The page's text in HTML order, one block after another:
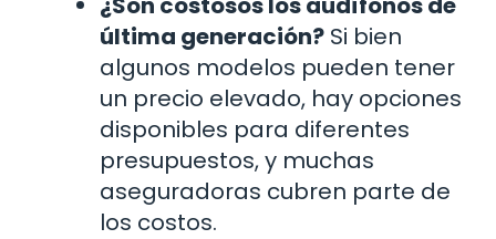
última generación? Si bien
algunos modelos pueden tener
un precio elevado, hay opciones
disponibles para diferentes
presupuestos, y muchas
aseguradoras cubren parte de
los costos.